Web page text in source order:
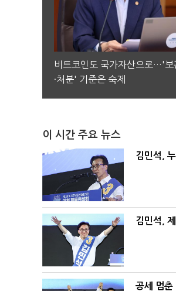
비트코인도 국가자산으로…'보
·처분' 기준은 숙제
이 시간 주요 뉴스
김민석,
김민석,
공세 멈